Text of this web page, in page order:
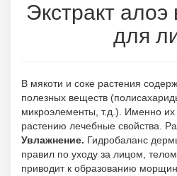
Экстракт алоэ
для
В мякоти и соке растения
полезных веществ
микроэлементы, т.д.). Именно
растению лечебные свойства.
Увлажнение. Гидробаланс
правил по уходу за лицом,
приводит к образованию